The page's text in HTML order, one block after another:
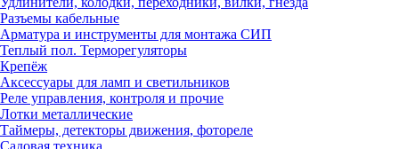
Разъемы кабельные
Арматура и инструменты для монтажа СИП
Теплый пол. Терморегуляторы
Крепёж
Аксессуары для ламп и светильников
Реле управления, контроля и прочие
Лотки металлические
Таймеры, детекторы движения, фотореле
Садовая техника